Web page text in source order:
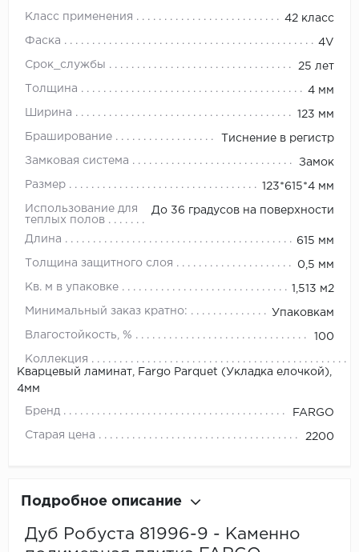
Класс применения 42 класс
Фаска 4V
Срок_службы 25 лет
Толщина 4 мм
Ширина 123 мм
Браширование Тиснение в регистр
Замковая система Замок
Размер 123*615*4 мм
Использование для
теплых полов
До 36 градусов на поверхности
Длина 615 мм
Толщина защитного слоя 0,5 мм
Кв. м в упаковке 1,513 м2
Минимальный заказ кратно: Упаковкам
Влагостойкость, % 100
Коллекция
Кварцевый ламинат, Fargo Parquet (Укладка елочкой),
4мм
Бренд FARGO
Старая цена 2200
Подробное описание
Дуб Робуста 81996-9 - Каменно